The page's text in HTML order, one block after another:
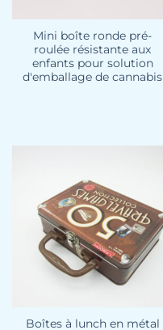
Mini boîte ronde pré-
roulée résistante aux
enfants pour solution
d'emballage de cannabis
Boîtes à lunch en métal